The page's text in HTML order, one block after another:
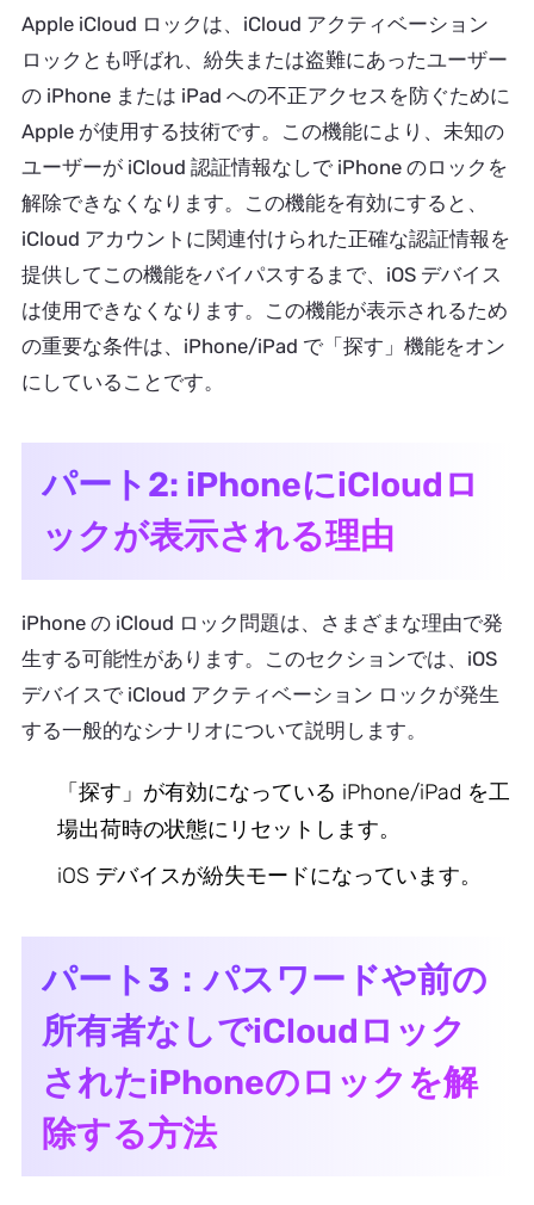
Apple iCloud ロックは、iCloud アクティベーション
ロックとも呼ばれ、紛失または盗難にあったユーザー
の iPhone または iPad への不正アクセスを防ぐために
Apple が使用する技術です。この機能により、未知の
ユーザーが iCloud 認証情報なしで iPhone のロックを
解除できなくなります。この機能を有効にすると、
iCloud アカウントに関連付けられた正確な認証情報を
提供してこの機能をバイパスするまで、iOS デバイス
は使用できなくなります。この機能が表示されるため
の重要な条件は、iPhone/iPad で「探す」機能をオン
にしていることです。
パート2: iPhoneにiCloudロ
ックが表示される理由
iPhone の iCloud ロック問題は、さまざまな理由で発
生する可能性があります。このセクションでは、iOS
デバイスで iCloud アクティベーション ロックが発生
する一般的なシナリオについて説明します。
「探す」が有効になっている iPhone/iPad を工
場出荷時の状態にリセットします。
iOS デバイスが紛失モードになっています。
パート3：パスワードや前の
所有者なしでiCloudロック
されたiPhoneのロックを解
除する方法